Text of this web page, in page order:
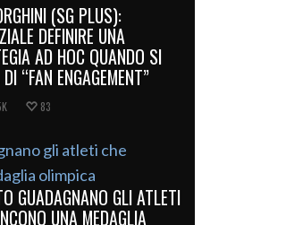
(SG PLUS):
DEFINIRE UNA
AD HOC QUANDO SI
“FAN ENGAGEMENT”
83
GUADAGNANO GLI ATLETI
UNA MEDAGLIA